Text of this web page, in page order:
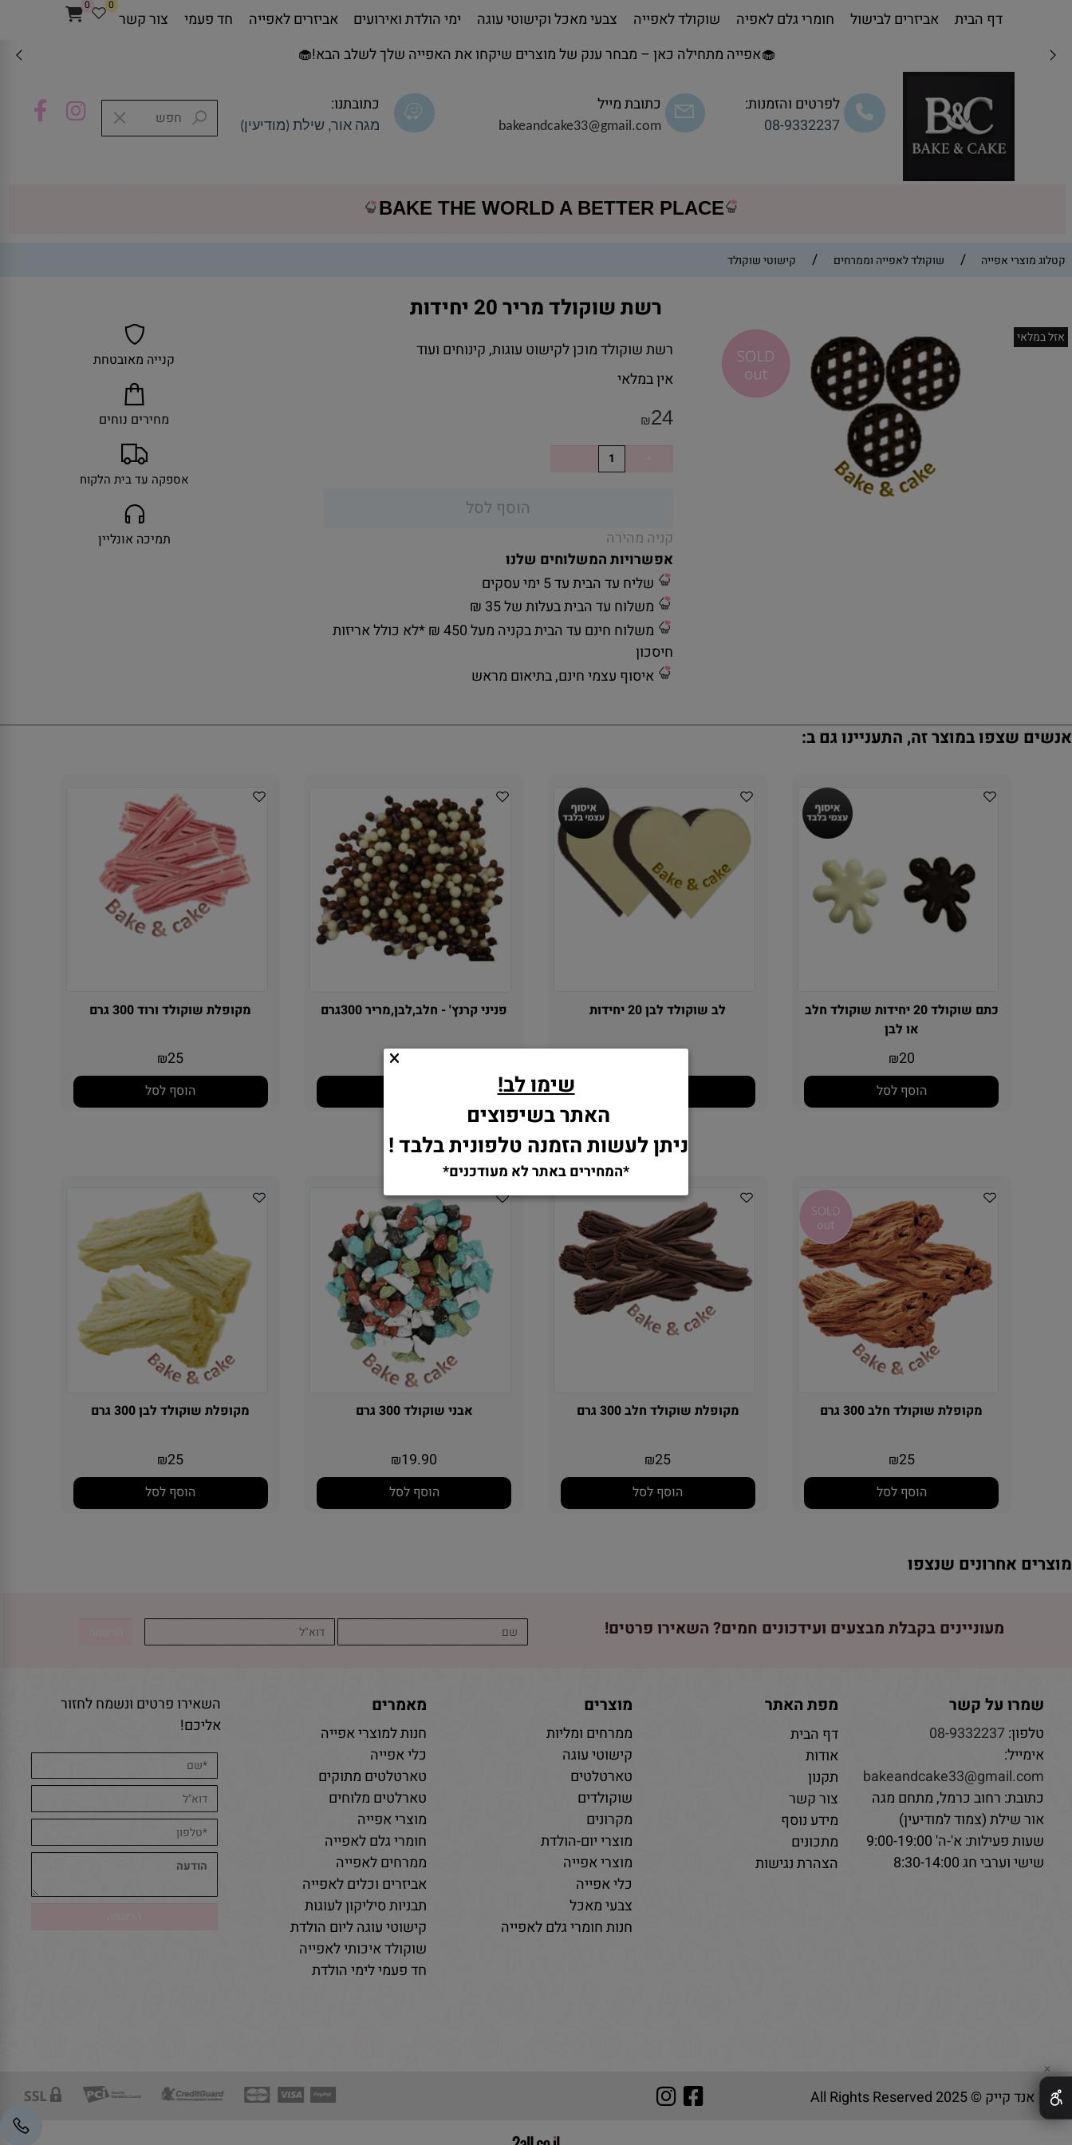
🧁אפייה מתחילה כאן – מבחר ענק של מוצרים שיקחו את האפייה שלך לשלב הבא!🧁
לפרטים והזמנות:
08-9332237
כתובת מייל
bakeandcake33@gmail.com
כתובתנו:
מגה אור, שילת (מודיעין)
0 0
דף הבית אביזרים לבישול חומרי גלם לאפיה שוקולד לאפייה צבעי מאכל וקישוטי עוגה ימי הולדת ואירועים אביזרים לאפייה חד פעמי צור קשר
BAKE THE WORLD A BETTER PLACE
קטלוג מוצרי אפייה / שוקולד לאפייה וממרחים / קישוטי שוקולד
רשת שוקולד מריר 20 יחידות
אזל במלאי
רשת שוקולד מוכן לקישוט עוגות, קינוחים ועוד
אין במלאי
₪24
הוסף לסל
קניה מהירה
אפשרויות המשלוחים שלנו
שליח עד הבית עד 5 ימי עסקים
משלוח עד הבית בעלות של 35 ₪
משלוח חינם עד הבית בקניה מעל 450 ₪ *לא כולל אריזות
חיסכון
איסוף עצמי חינם, בתיאום מראש
קנייה מאובטחת
מחירים נוחים
אספקה עד בית הלקוח
תמיכה אונליין
שצפו במוצר זה, התעניינו גם ב:
כתם שוקולד 20 יחידות שוקולד חלב
או לבן
₪20
הוסף לסל
לב שוקולד לבן 20 יחידות פניני קרנץ' - חלב,לבן,מריר 300גרם
₪
מקופלת שוקולד ורוד 300 גרם
₪25
הוסף לסל
מקופלת שוקולד חלב 300 גרם
₪25
הוסף לסל
מקופלת שוקולד חלב 300 גרם
₪25
הוסף לסל
אבני שוקולד 300 גרם
₪ 19.90
הוסף לסל
מקופלת שוקולד לבן 300 גרם
₪25
הוסף לסל
אחרונים שנצפו
מעוניינים בקבלת מבצעים ועידכונים חמים? השאירו פרטים!
שמרו על קשר
טלפון:08-9332237
אימייל:
bakeandcake33@gmail.com
כתובת: רחוב כרמל, מתחם מגה
אור שילת (צמוד למודיעין)
שעות פעילות: א'-ה' 9:00-19:00
שישי וערבי חג 8:30-14:00
מפת האתר
דף הבית
אודות
תקנון
צור קשר
מידע נוסף
מתכונים
הצהרת נגישות
מוצרים
ממרחים ומליות
קישוטי עוגה
טארטלטים
שוקולדים
מקרונים
מוצרי יום-הולדת
מוצרי אפייה
כלי אפייה
צבעי מאכל
חנות חומרי גלם לאפייה
מאמרים
חנות למוצרי אפייה
כלי אפייה
טארטלטים מתוקים
טארלטים מלוחים
מוצרי אפייה
חומרי גלם לאפייה
ממרחים לאפייה
אביזרים וכלים לאפייה
תבניות סיליקון לעוגות
קישוטי עוגה ליום הולדת
שוקולד איכותי לאפייה
חד פעמי לימי הולדת
השאירו פרטים ונשמח לחזור
אליכם!
בייק אנד קייק © 2025 All Rights Reserved
שימו לב!
האתר בשיפוצים
ניתן לעשות הזמנה טלפונית בלבד !
*המחירים באתר לא מעודכנים*
✕